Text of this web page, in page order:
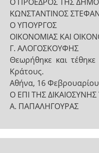
ΚΩΝΣΤΑΝΤΙΝΟΣ
Ο ΥΠΟΥΡΓΟΣ
ΟΙΚΟΝΟΜΙΑΣ ΚΑΙ
Γ. ΑΛΟΓΟΣΚΟΥΦΗΣ
Θεωρήθηκε και
Κράτους.
Αθήνα, 16
Ο ΕΠΙ ΤΗΣ
Α. ΠΑΠΑΛΗΓΟΥΡΑΣ